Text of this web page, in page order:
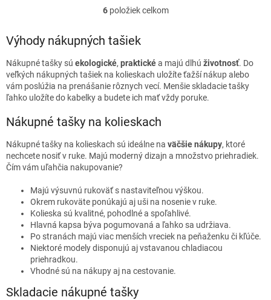
O
l
d
a
c
i
p
v
k
ý
p
i
s
u
6položiek celkom
Výhody nákupných tašiek
Nákupné tašky sú ekologické, praktickéa majú dlhú životnosť. Do
veľkých nákupných tašiek na kolieskach uložíte ťažší nákup alebo
vám poslúžia na prenášanie rôznych vecí. Menšie skladacie tašky
ľahko uložíte do kabelky a budete ich mať vždy poruke.
Nákupné tašky na kolieskach
Nákupné tašky na kolieskach sú ideálne na väčšie nákupy, ktoré
nechcete nosiť v ruke. Majú moderný dizajn a množstvo priehradiek.
Čím vám uľahčia nakupovanie?
Majú výsuvnú rukoväť s nastaviteľnou výškou.
Okrem rukoväte ponúkajú aj uši na nosenie v ruke.
Kolieska sú kvalitné, pohodlné a spoľahlivé.
Hlavná kapsa býva pogumovaná a ľahko sa udržiava.
Po stranách majú viac menších vreciek na peňaženku či kľúče.
Niektoré modely disponujú aj vstavanou chladiacou
priehradkou.
Vhodné sú na nákupy aj na cestovanie.
Skladacie nákupné tašky